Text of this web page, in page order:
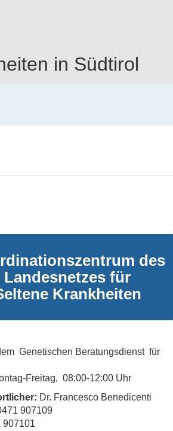
in Südtirol
des
Landesnetzes für
Krankheiten
Genetischen Beratungsdienst für
Freitag, 08:00-12:00 Uhr
Dr. Francesco Benedicenti
907109
907101